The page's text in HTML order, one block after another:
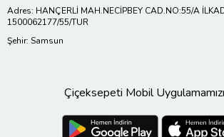
Adres: HANÇERLİ MAH.NECİPBEY CAD.NO:55/A
1500062177/55/TUR
Şehir: Samsun
Çiçeksepeti Mobil